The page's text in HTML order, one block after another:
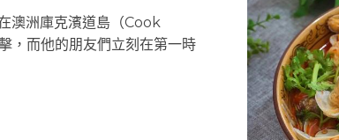
澳洲庫克濱道島（Cook
，而他的朋友們立刻在第一時